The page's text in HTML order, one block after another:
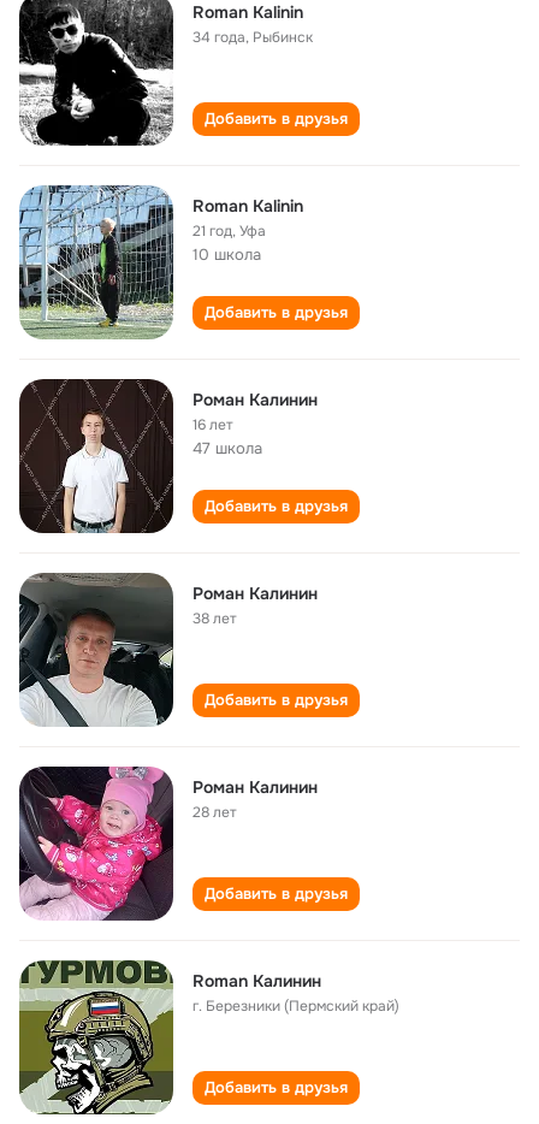
Roman Kalinin
34 года, Рыбинск
Добавить в друзья
Roman Kalinin
21 год,Уфа
10 школа
Добавить в друзья
Роман Калинин
16 лет
47 школа
Добавить в друзья
Роман Калинин
38 лет
Добавить в друзья
Роман Калинин
28 лет
Добавить в друзья
Roman Калинин
г. Березники (Пермский край)
Добавить в друзья